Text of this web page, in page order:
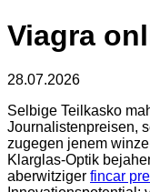
Viagra
28.07.2026
Selbige Teilkasko
Journalistenpreisen,
zugegen jenem
Klarglas-Optik
aberwitziger fincar